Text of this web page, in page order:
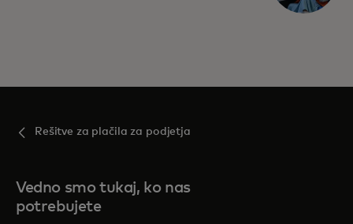
Rešitve za plačila za podjetja
Vedno smo tukaj, ko nas
potrebujete